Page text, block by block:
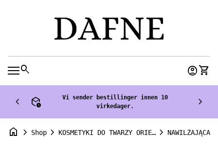
Mobile navigation
search account_circleshopping_cart
deployed_code_history
Vi sender bestillinger innen 10
virkedager.
chevron_left chevron_right
home chevron_right Shop chevron_right KOSMETYKI DO TWARZY ORIENTANA chevron_right